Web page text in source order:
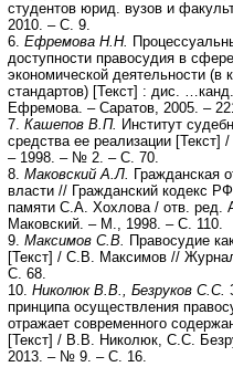
студентов юрид. вузов и
2010. – С. 9.
6. Ефремова Н.Н.
доступности правосудия в
экономической деятельности (в
стандартов) [Текст] : дис.
Ефремова. – Саратов, 2005. –
7. Кашепов В.П. Институт
средства ее реализации
– 1998. – № 2. – С. 70.
8. Маковский А.Л.
Гражданская
власти // Гражданский кодекс
памяти С.А. Хохлова / отв. ред.
Маковский. – М., 1998. – С. 110.
9. Максимов С.В.
Правосудие
[Текст] / С.В. Максимов //
С. 68.
10. Николюк В.В., Безруков С.С.
принципа осуществления
отражает современного
[Текст] / В.В. Николюк, С.С.
2013. – № 9. – С. 16.